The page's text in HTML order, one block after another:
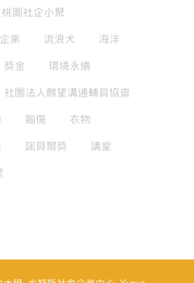
桃園社企小聚
業 流浪犬 海洋
獎金 環境永續
社團法人麒望溝通輔具協會
腦傷 衣物
諾貝爾獎 講堂